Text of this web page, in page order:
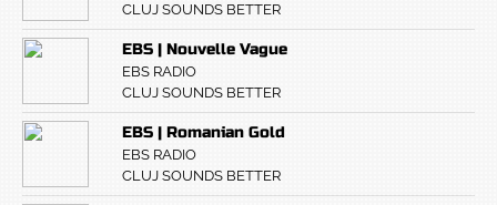
CLUJ SOUNDS BETTER
EBS | Nouvelle Vague
EBS RADIO
CLUJ SOUNDS BETTER
EBS | Romanian Gold
EBS RADIO
CLUJ SOUNDS BETTER